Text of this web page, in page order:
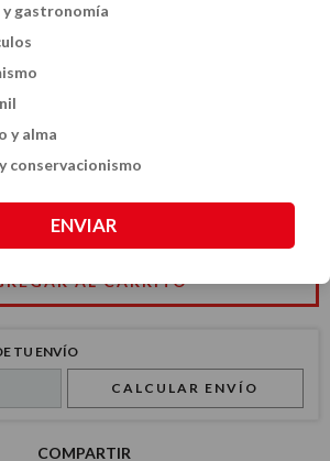
familiares
$45.99 USD
TU ENVÍO
CALCULAR ENVÍO
COMPARTIR
gastronomía
y alma
conservacionismo
ENVIAR